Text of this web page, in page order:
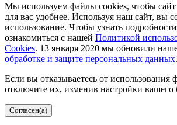
Мы используем файлы cookies, чтобы сайт
для вас удобнее. Используя наш сайт, вы
использование. Чтобы узнать
ознакомиться с нашей Политикой
Cookies. 13 января 2020 мы обновили
обработке и защите персональных данных.
Если вы отказываетесь от использования
отключите их, изменив настройки вашего
Согласен(а)